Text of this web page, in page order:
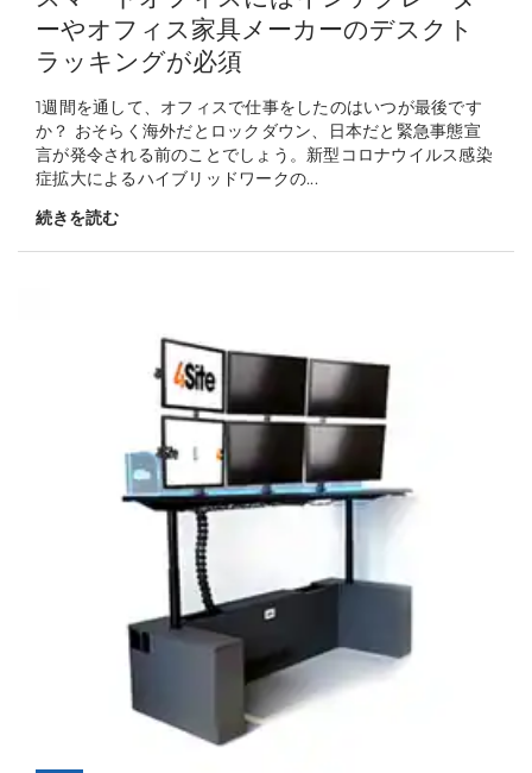
ーやオフィス家具メーカーのデスクト
ラッキングが必須
1週間を通して、オフィスで仕事をしたのはいつが最後です
か？ おそらく海外だとロックダウン、日本だと緊急事態宣
言が発令される前のことでしょう。新型コロナウイルス感染
症拡大によるハイブリッドワークの...
続きを読む